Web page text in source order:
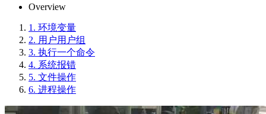
Overview
1. 环境变量
2. 用户用户组
3. 执行一个命令
4. 系统报错
5. 文件操作
6. 进程操作